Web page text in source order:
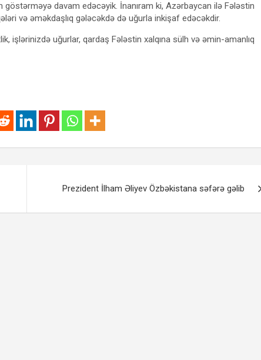
davam edəcəyik. İnanıram ki, Azərbaycan ilə Fələstin
və əməkdaşlıq gələcəkdə də uğurla inkişaf edəcəkdir.
işlərinizdə uğurlar, qardaş Fələstin xalqına sülh və əmin-amanlıq
Prezident İlham Əliyev Özbəkistana səfərə gəlib